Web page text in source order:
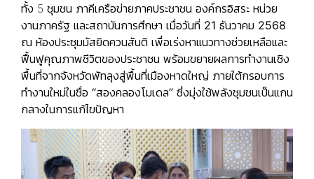
ทั้ง 5 ชุมชน ภาคีเครือข่ายภาคประชาชน องค์กรอิสระ หน่วย
งานภาครัฐ และสถาบันการศึกษา เมื่อวันที่ 21 ธันวาคม 2568
ณ ห้องประชุมมัสยิดควนสันติ เพื่อเร่งหาแนวทางช่วยเหลือและ
ฟื้นฟูคุณภาพชีวิตของประชาชน พร้อมขยายผลการทำงานเชิง
พื้นที่จากจังหวัดพัทลุงสู่พื้นที่เมืองหาดใหญ่ ภายใต้กรอบการ
ทำงานใหม่ในชื่อ “สองคลองโมเดล” ซึ่งมุ่งใช้พลังชุมชนเป็นแกน
กลางในการแก้ไขปัญหา